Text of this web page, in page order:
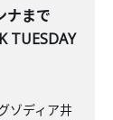
ナまで
TUESDAY
ゾディア井